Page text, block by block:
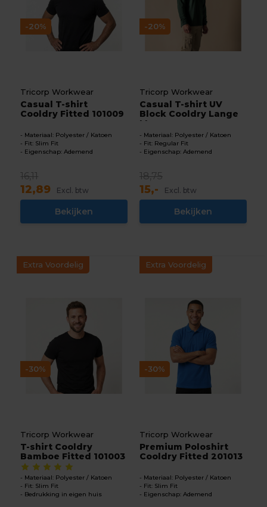
-20%
Tricorp Workwear
Casual T-shirt
Cooldry Fitted 101009
Materiaal: Polyester / Katoen
Fit: Slim Fit
Eigenschap: Ademend
16,11
12,89 Excl. btw
Bekijken
-20%
Tricorp Workwear
Casual T-shirt UV
Block Cooldry Lange
Mo...
Materiaal: Polyester / Katoen
Fit: Regular Fit
Eigenschap: Ademend
18,75
15,- Excl. btw
Bekijken
-30%
Tricorp Workwear
T-shirt Cooldry
Bamboe Fitted 101003
Materiaal: Polyester / Katoen
Fit: Slim Fit
Bedrukking in eigen huis
Extra Voordelig
-30%
Tricorp Workwear
Premium Poloshirt
Cooldry Fitted 201013
Materiaal: Polyester / Katoen
Fit: Slim Fit
Eigenschap: Ademend
Extra Voordelig